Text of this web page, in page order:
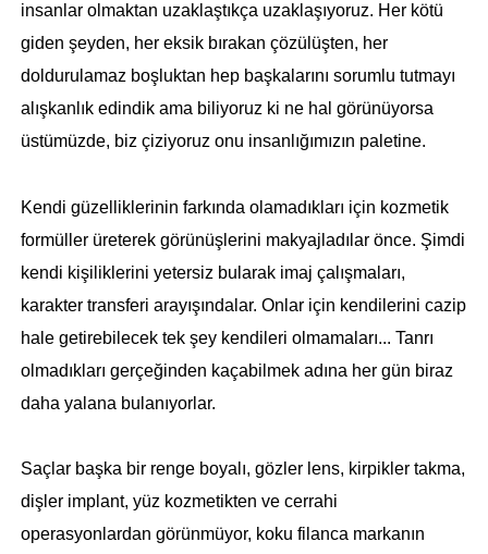
insanlar olmaktan uzaklaştıkça uzaklaşıyoruz. Her kötü
giden şeyden, her eksik bırakan çözülüşten, her
doldurulamaz boşluktan hep başkalarını sorumlu tutmayı
alışkanlık edindik ama biliyoruz ki ne hal görünüyorsa
üstümüzde, biz çiziyoruz onu insanlığımızın paletine.
Kendi güzelliklerinin farkında olamadıkları için kozmetik
formüller üreterek görünüşlerini makyajladılar önce. Şimdi
kendi kişiliklerini yetersiz bularak imaj çalışmaları,
karakter transferi arayışındalar. Onlar için kendilerini cazip
hale getirebilecek tek şey kendileri olmamaları... Tanrı
olmadıkları gerçeğinden kaçabilmek adına her gün biraz
daha yalana bulanıyorlar.
Saçlar başka bir renge boyalı, gözler lens, kirpikler takma,
dişler implant, yüz kozmetikten ve cerrahi
operasyonlardan görünmüyor, koku filanca markanın